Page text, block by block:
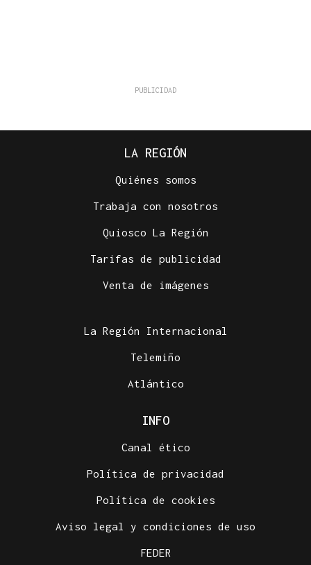
LA REGIÓN
Quiénes somos
Trabaja con nosotros
Quiosco La Región
Tarifas de publicidad
Venta de imágenes
La Región Internacional
Telemiño
Atlántico
INFO
Canal ético
Política de privacidad
Política de cookies
Aviso legal y condiciones de uso
FEDER